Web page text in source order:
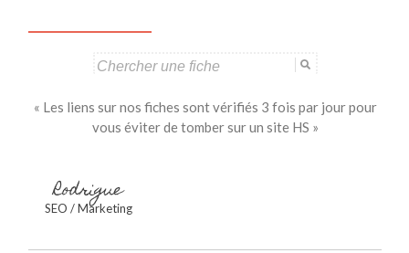
« Les liens sur nos fiches sont vérifiés 3 fois par jour pour
vous éviter de tomber sur un site HS »
Rodrigue
SEO / Marketing